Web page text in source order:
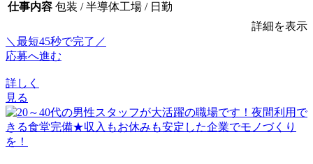
仕事内容 包装 / 半導体工場 / 日勤
詳細を表示
＼最短45秒で完了／
応募へ進む
詳しく
見る